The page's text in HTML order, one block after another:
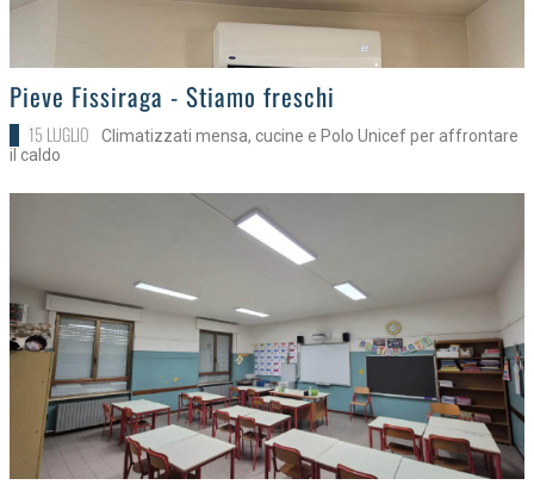
>
Pieve Fissiraga - Stiamo freschi
15 LUGLIO
Climatizzati mensa, cucine e Polo Unicef per affrontare
il caldo